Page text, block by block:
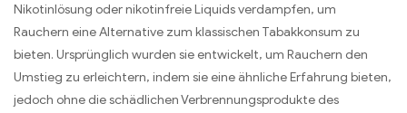
Nikotinlösung oder nikotinfreie Liquids verdampfen, um
Rauchern eine Alternative zum klassischen Tabakkonsum zu
bieten. Ursprünglich wurden sie entwickelt, um Rauchern den
Umstieg zu erleichtern, indem sie eine ähnliche Erfahrung bieten,
jedoch ohne die schädlichen Verbrennungsprodukte des